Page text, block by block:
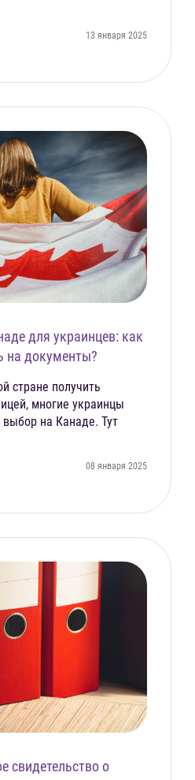
13 января 2025
для украинцев: как
на документы?
08 января 2025
стране получить
многие украинцы
на Канаде. Тут
свидетельство о